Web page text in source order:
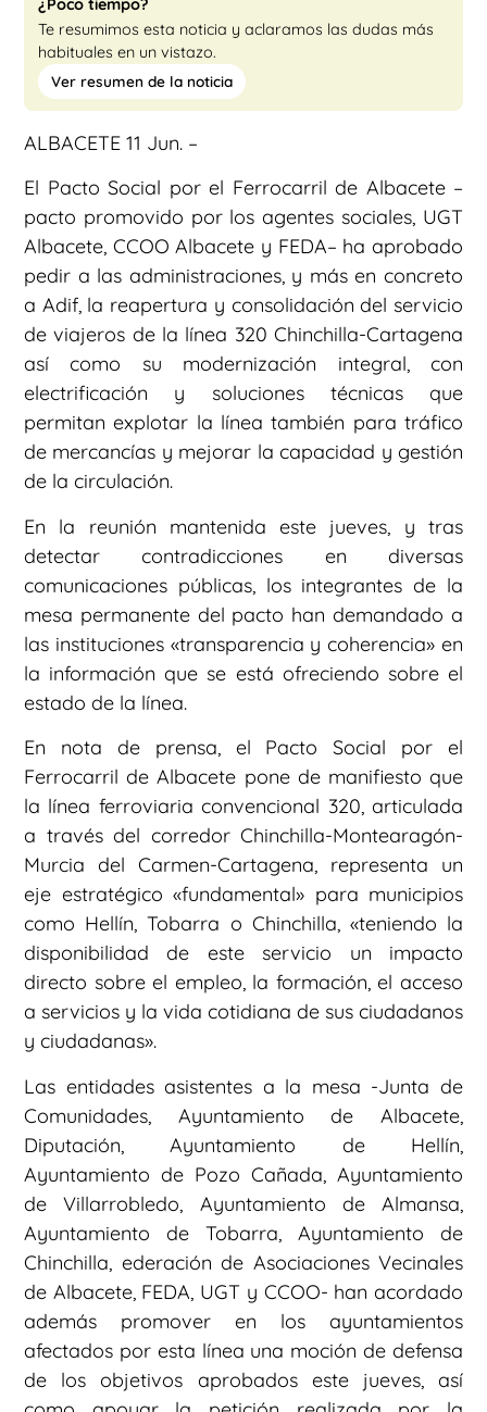
¿Poco tiempo?
Te resumimos esta noticia y aclaramos las dudas más
habituales en un vistazo.
Ver resumen de la noticia
ALBACETE 11 Jun. –
El Pacto Social por el Ferrocarril de Albacete –
pacto promovido por los agentes sociales, UGT
Albacete, CCOO Albacete y FEDA– ha aprobado
pedir a las administraciones, y más en concreto
a Adif, la reapertura y consolidación del servicio
de viajeros de la línea 320 Chinchilla-Cartagena
así como su modernización integral, con
electrificación y soluciones técnicas que
permitan explotar la línea también para tráfico
de mercancías y mejorar la capacidad y gestión
de la circulación.
En la reunión mantenida este jueves, y tras
detectar contradicciones en diversas
comunicaciones públicas, los integrantes de la
mesa permanente del pacto han demandado a
las instituciones «transparencia y coherencia» en
la información que se está ofreciendo sobre el
estado de la línea.
En nota de prensa, el Pacto Social por el
Ferrocarril de Albacete pone de manifiesto que
la línea ferroviaria convencional 320, articulada
a través del corredor Chinchilla-Montearagón-
Murcia del Carmen-Cartagena, representa un
eje estratégico «fundamental» para municipios
como Hellín, Tobarra o Chinchilla, «teniendo la
disponibilidad de este servicio un impacto
directo sobre el empleo, la formación, el acceso
a servicios y la vida cotidiana de sus ciudadanos
y ciudadanas».
Las entidades asistentes a la mesa -Junta de
Comunidades, Ayuntamiento de Albacete,
Diputación, Ayuntamiento de Hellín,
Ayuntamiento de Pozo Cañada, Ayuntamiento
de Villarrobledo, Ayuntamiento de Almansa,
Ayuntamiento de Tobarra, Ayuntamiento de
Chinchilla, ederación de Asociaciones Vecinales
de Albacete, FEDA, UGT y CCOO- han acordado
además promover en los ayuntamientos
afectados por esta línea una moción de defensa
de los objetivos aprobados este jueves, así